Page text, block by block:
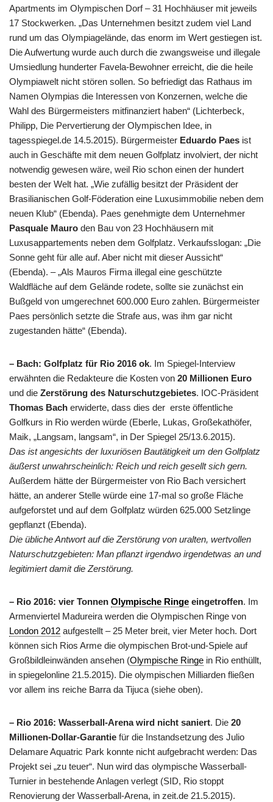
Apartments im Olympischen Dorf – 31 Hochhäuser mit jeweils
17 Stockwerken. „Das Unternehmen besitzt zudem viel Land
rund um das Olympiagelände, das enorm im Wert gestiegen ist.
Die Aufwertung wurde auch durch die zwangsweise und illegale
Umsiedlung hunderter Favela-Bewohner erreicht, die die heile
Olympiawelt nicht stören sollen. So befriedigt das Rathaus im
Namen Olympias die Interessen von Konzernen, welche die
Wahl des Bürgermeisters mitfinanziert haben“ (Lichterbeck,
Philipp, Die Pervertierung der Olympischen Idee, in
tagesspiegel.de 14.5.2015). Bürgermeister Eduardo Paes ist
auch in Geschäfte mit dem neuen Golfplatz involviert, der nicht
notwendig gewesen wäre, weil Rio schon einen der hundert
besten der Welt hat. „Wie zufällig besitzt der Präsident der
Brasilianischen Golf-Föderation eine Luxusimmobilie neben dem
neuen Klub“ (Ebenda). Paes genehmigte dem Unternehmer
Pasquale Mauro den Bau von 23 Hochhäusern mit
Luxusappartements neben dem Golfplatz. Verkaufsslogan: „Die
Sonne geht für alle auf. Aber nicht mit dieser Aussicht“
(Ebenda). – „Als Mauros Firma illegal eine geschützte
Waldfläche auf dem Gelände rodete, sollte sie zunächst ein
Bußgeld von umgerechnet 600.000 Euro zahlen. Bürgermeister
Paes persönlich setzte die Strafe aus, was ihm gar nicht
zugestanden hätte“ (Ebenda).
– Bach: Golfplatz für Rio 2016 ok. Im Spiegel-Interview
erwähnten die Redakteure die Kosten von 20 Millionen Euro
und die Zerstörung des Naturschutzgebietes. IOC-Präsident
Thomas Bach erwiderte, dass dies der erste öffentliche
Golfkurs in Rio werden würde (Eberle, Lukas, Großekathöfer,
Maik, „Langsam, langsam“, in Der Spiegel 25/13.6.2015).
Das ist angesichts der luxuriösen Bautätigkeit um den Golfplatz
äußerst unwahrscheinlich: Reich und reich gesellt sich gern.
Außerdem hätte der Bürgermeister von Rio Bach versichert
hätte, an anderer Stelle würde eine 17-mal so große Fläche
aufgeforstet und auf dem Golfplatz würden 625.000 Setzlinge
gepflanzt (Ebenda).
Die übliche Antwort auf die Zerstörung von uralten, wertvollen
Naturschutzgebieten: Man pflanzt irgendwo irgendetwas an und
legitimiert damit die Zerstörung.
– Rio 2016: vier Tonnen Olympische Ringe eingetroffen. Im
Armenviertel Madureira werden die Olympischen Ringe von
London 2012 aufgestellt – 25 Meter breit, vier Meter hoch. Dort
können sich Rios Arme die olympischen Brot-und-Spiele auf
Großbildleinwänden ansehen (Olympische Ringe in Rio enthüllt,
in spiegelonline 21.5.2015). Die olympischen Milliarden fließen
vor allem ins reiche Barra da Tijuca (siehe oben).
– Rio 2016: Wasserball-Arena wird nicht saniert. Die 20
Millionen-Dollar-Garantie für die Instandsetzung des Julio
Delamare Aquatric Park konnte nicht aufgebracht werden: Das
Projekt sei „zu teuer“. Nun wird das olympische Wasserball-
Turnier in bestehende Anlagen verlegt (SID, Rio stoppt
Renovierung der Wasserball-Arena, in zeit.de 21.5.2015).